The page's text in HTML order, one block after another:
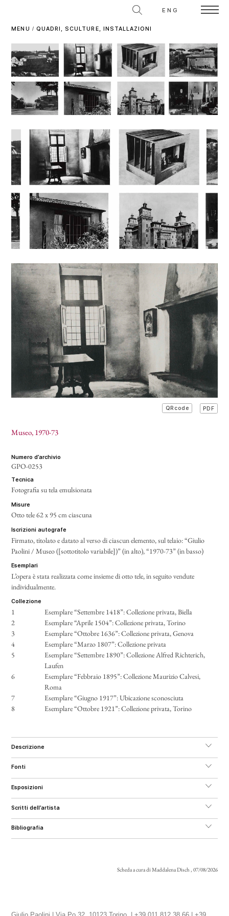
ENG
MENU / QUADRI, SCULTURE, INSTALLAZIONI
QRcode PDF
Museo, 1970-73
numero d’archivio
GPO-0253
tecnica
Fotografia su tela emulsionata
misure
Otto tele 62 x 95 cm ciascuna
iscrizioni autografe
Firmato, titolato e datato al verso di ciascun elemento, sul telaio: “Giulio
Paolini / Museo ([sottotitolo variabile])” (in alto), “1970-73” (in basso)
esemplari
L’opera è stata realizzata come insieme di otto tele, in seguito vendute
individualmente.
collezione
1
Esemplare “Settembre 1418”: Collezione privata, Biella
2
Esemplare “Aprile 1504”: Collezione privata, Torino
3
Esemplare “Ottobre 1636”: Collezione privata, Genova
4
Esemplare “Marzo 1807”: Collezione privata
5
Esemplare “Settembre 1890”: Collezione Alfred Richterich,
Laufen
6
Esemplare “Febbraio 1895”: Collezione Maurizio Calvesi,
Roma
7
Esemplare “Giugno 1917”: Ubicazione sconosciuta
8
Esemplare “Ottobre 1921”: Collezione privata, Torino
descrizione
fonti
esposizioni
scritti dell’artista
bibliografia
Scheda a cura di Maddalena Disch , 07/08/2026